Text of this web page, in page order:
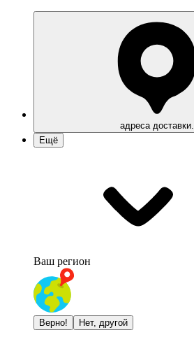
адреса доставки.
Ещё
Ваш регион
Верно! Нет, другой